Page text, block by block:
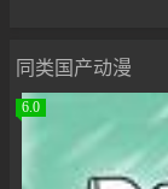
同类国产动漫
6.0